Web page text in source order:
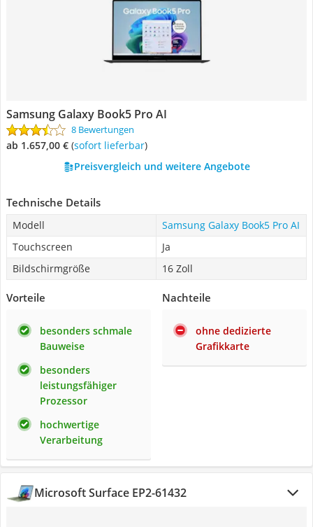
Samsung Galaxy Book5 Pro AI
8 Bewertungen
ab 1.657,00 € ( Sofort lieferbar)
Preisvergleich und weitere Angebote
Technische Details
Modell
Samsung Galaxy Book5 Pro AI
Touchscreen
Ja
Bildschirmgröße
16 Zoll
Vorteile
besonders schmale
Bauweise
besonders
leistungsfähiger
Prozessor
hochwertige
Verarbeitung
Nachteile
ohne dedizierte
Grafikkarte
Microsoft Surface EP2-61432